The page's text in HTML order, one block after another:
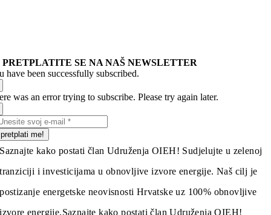
PRETPLATITE SE NA NAŠ NEWSLETTER
have been successfully subscribed.
was an error trying to subscribe. Please try again later.
pretplati me!
Saznajte kako postati član Udruženja OIEH! Sudjelujte u zelenoj
tranziciji i investicijama u obnovljive izvore energije. Naš cilj je
postizanje energetske neovisnosti Hrvatske uz 100% obnovljive
izvore energije.Saznajte kako postati član Udruženja OIEH!